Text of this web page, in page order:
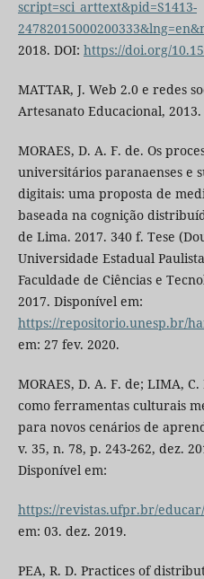
script=sci_arttext&pid=S1413-
2018. DOI: https://doi.org/
MATTAR, J. Web 2.0 e redes
Artesanato Educacional, 2013.
MORAES, D. A. F. de. Os
universitários paranaenses e
digitais: uma proposta de
baseada na cognição
de Lima. 2017. 340 f. Tese
Universidade Estadual
Faculdade de Ciências e
2017. Disponível em:
https://repositorio.unesp.br/
em: 27 fev. 2020.
MORAES, D. A. F. de; LIMA,
como ferramentas culturais
para novos cenários de
v. 35, n. 78, p. 243-262, dez.
Disponível em:
https://revistas.ufpr.br/
em: 03. dez. 2019.
PEA, R. D. Practices of